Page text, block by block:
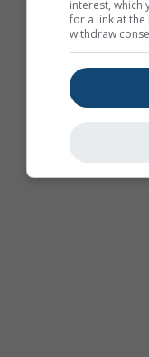
interest, which
for a link at
withdraw